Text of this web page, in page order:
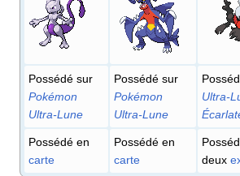
Possédé sur
Pokémon
Ultra-Lune
Possédé sur
Pokémon
Ultra-Lune
Ultra-
Possédé en
carte
Possédé en
carte
deux